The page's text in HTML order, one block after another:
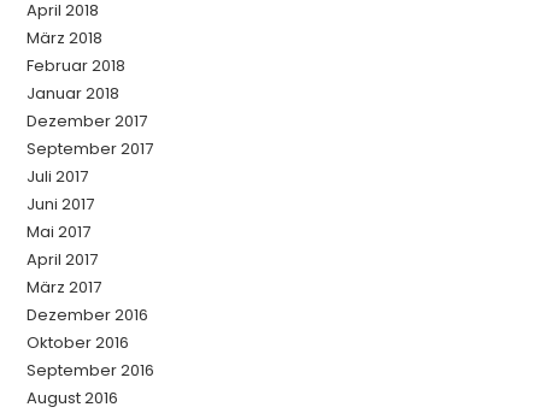
April 2018
März 2018
Februar 2018
Januar 2018
Dezember 2017
September 2017
Juli 2017
Juni 2017
Mai 2017
April 2017
März 2017
Dezember 2016
Oktober 2016
September 2016
August 2016